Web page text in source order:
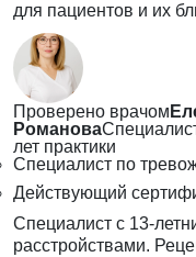
для пациентов и их
Проверено врачом
Романова
лет практики
Специалист по
Действующий
Специалист с 13-
расстройствами.